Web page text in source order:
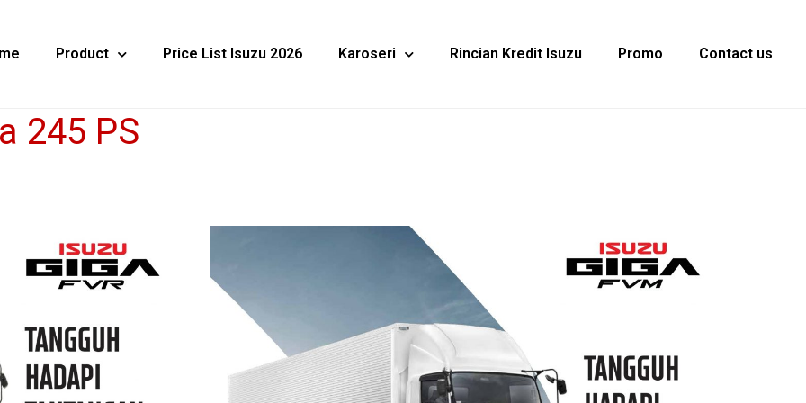
Product Price List Isuzu 2026 Karoseri Rincian Kredit Isuzu Promo Contact us
245 PS